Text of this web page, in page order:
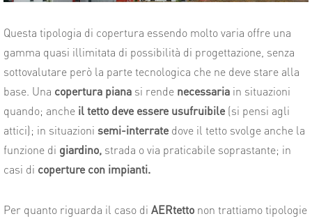
Questa tipologia di copertura essendo molto varia offre una
gamma quasi illimitata di possibilità di progettazione, senza
sottovalutare però la parte tecnologica che ne deve stare alla
base. Una copertura piana si rende necessaria in situazioni
quando; anche il tetto deve essere usufruibile (si pensi agli
attici); in situazioni semi-interrate dove il tetto svolge anche la
funzione di giardino, strada o via praticabile soprastante; in
casi di coperture con impianti.
Per quanto riguarda il caso di AERtetto non trattiamo tipologie